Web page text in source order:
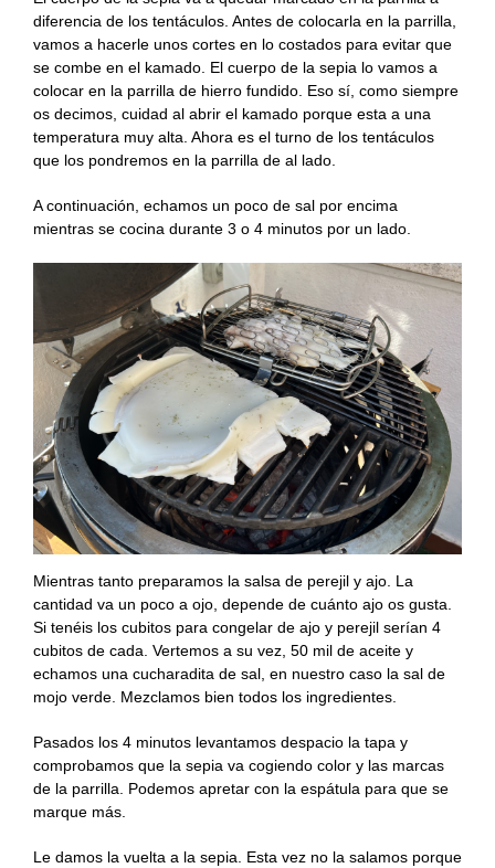
diferencia de los tentáculos. Antes de colocarla en la parrilla,
vamos a hacerle unos cortes en lo costados para evitar que
se combe en el kamado. El cuerpo de la sepia lo vamos a
colocar en la parrilla de hierro fundido. Eso sí, como siempre
os decimos, cuidad al abrir el kamado porque esta a una
temperatura muy alta. Ahora es el turno de los tentáculos
que los pondremos en la parrilla de al lado.
A continuación, echamos un poco de sal por encima
mientras se cocina durante 3 o 4 minutos por un lado.
Mientras tanto preparamos la salsa de perejil y ajo. La
cantidad va un poco a ojo, depende de cuánto ajo os gusta.
Si tenéis los cubitos para congelar de ajo y perejil serían 4
cubitos de cada. Vertemos a su vez, 50 mil de aceite y
echamos una cucharadita de sal, en nuestro caso la sal de
mojo verde. Mezclamos bien todos los ingredientes.
Pasados los 4 minutos levantamos despacio la tapa y
comprobamos que la sepia va cogiendo color y las marcas
de la parrilla. Podemos apretar con la espátula para que se
marque más.
Le damos la vuelta a la sepia. Esta vez no la salamos porque